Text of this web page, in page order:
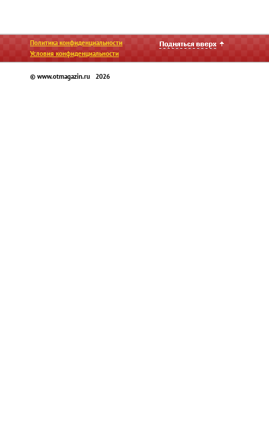
Политика конфиденциальности
Условия конфиденциальности
© www.otmagazin.ru 2026